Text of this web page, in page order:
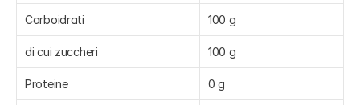
Carboidrati 100 g
di cui zuccheri 100 g
Proteine 0 g